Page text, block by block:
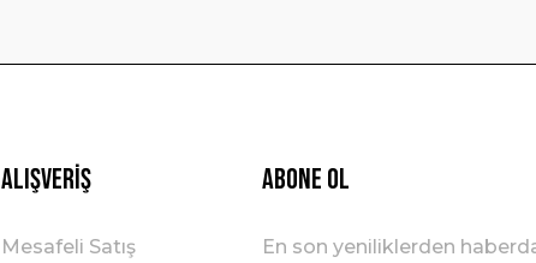
Alışveriş
Mesafeli Satış
ABONE OL
En son yeniliklerden